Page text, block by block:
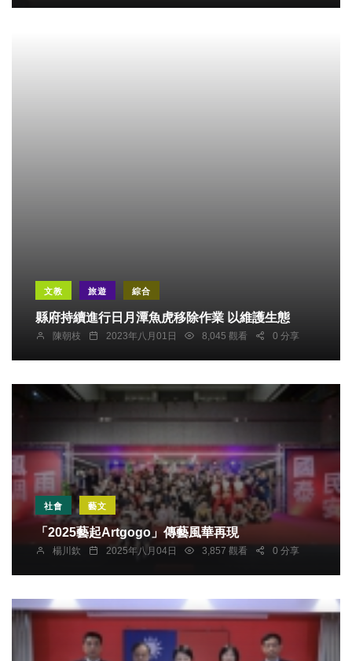
文教 旅遊 綜合
縣府持續進行日月潭魚虎移除作業 以維護生態
陳朝枝 2023年八月01日 8,045 觀看 0 分享
社會 藝文
「2025藝起Artgogo」傳藝風華再現
楊川欽 2025年八月04日 3,857 觀看 0 分享